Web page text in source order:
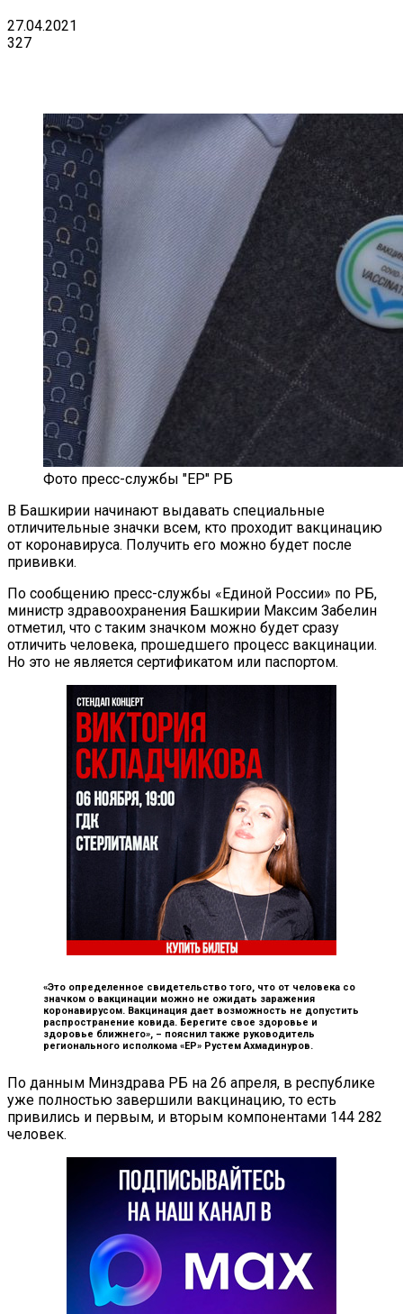
27.04.2021
327
Фото пресс-службы "ЕР" РБ
В Башкирии начинают выдавать специальные
отличительные значки всем, кто проходит вакцинацию
от коронавируса. Получить его можно будет после
прививки.
По сообщению пресс-службы «Единой России» по РБ,
министр здравоохранения Башкирии Максим Забелин
отметил, что с таким значком можно будет сразу
отличить человека, прошедшего процесс вакцинации.
Но это не является сертификатом или паспортом.
«Это определенное свидетельство того, что от человека со
значком о вакцинации можно не ожидать заражения
коронавирусом. Вакцинация дает возможность не допустить
распространение ковида. Берегите свое здоровье и
здоровье ближнего», – пояснил также руководитель
регионального исполкома «ЕР» Рустем Ахмадинуров.
По данным Минздрава РБ на 26 апреля, в республике
уже полностью завершили вакцинацию, то есть
привились и первым, и вторым компонентами 144 282
человек.